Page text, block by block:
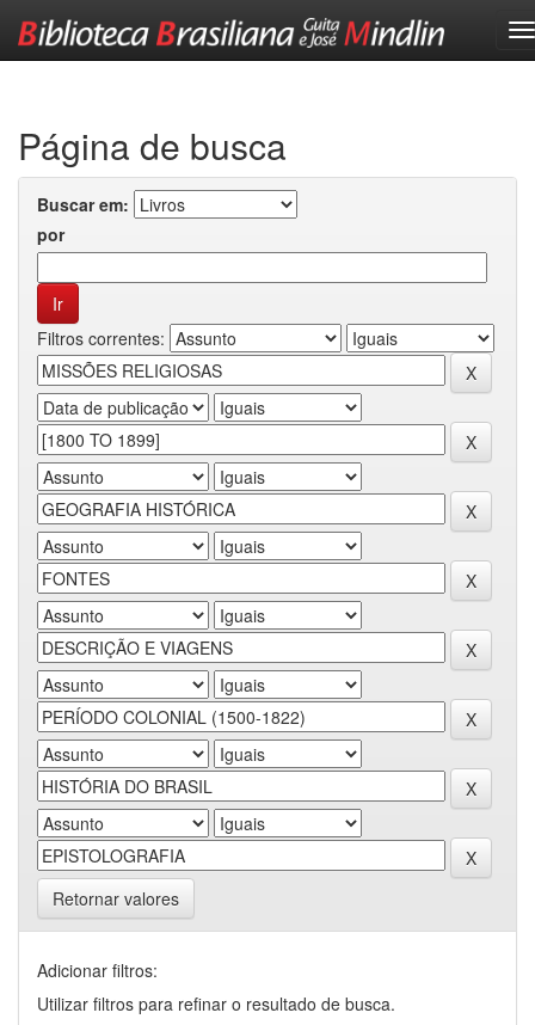
Página de busca
Buscar em:
por
Filtros correntes:
Retornar valores
Adicionar filtros:
Utilizar filtros para refinar o resultado de busca.